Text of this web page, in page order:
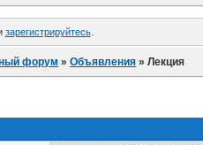
зарегистрируйтесь.
форум »Объявления »Лекция